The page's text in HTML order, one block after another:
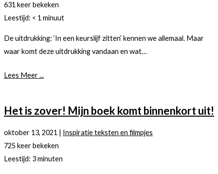
631 keer bekeken
Leestijd: < 1 minuut
De uitdrukking: ‘In een keurslijf zitten’ kennen we allemaal. Maar
waar komt deze uitdrukking vandaan en wat…
Lees Meer ...
Het is zover! Mijn boek komt binnenkort uit!
oktober 13, 2021 | Inspiratie teksten en filmpjes
725 keer bekeken
Leestijd: 3minuten